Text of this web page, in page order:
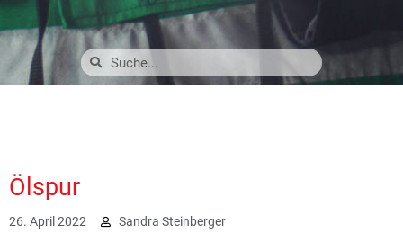
Ölspur
26. April 2022 Sandra Steinberger